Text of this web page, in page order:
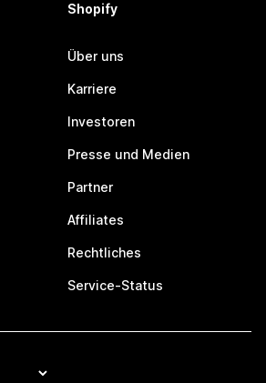
Shopify
Über uns
Karriere
Investoren
Presse und Medien
Partner
Affiliates
Rechtliches
Service-Status